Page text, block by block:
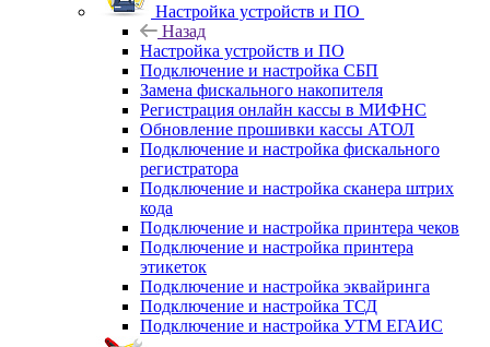
Настройка устройств и ПО
Назад
Настройка устройств и ПО
Подключение и настройка СБП
Замена фискального накопителя
Регистрация онлайн кассы в МИФНС
Обновление прошивки кассы АТОЛ
Подключение и настройка фискального
регистратора
Подключение и настройка сканера штрих
кода
Подключение и настройка принтера чеков
Подключение и настройка принтера
этикеток
Подключение и настройка эквайринга
Подключение и настройка ТСД
Подключение и настройка УТМ ЕГАИС